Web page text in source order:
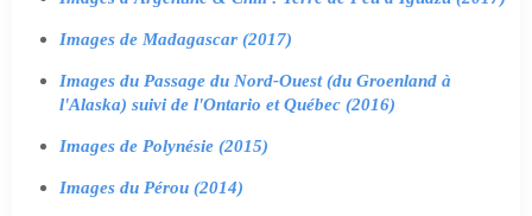
Images de Madagascar (2017)
Images du Passage du Nord-Ouest (du Groenland à
l'Alaska) suivi de l'Ontario et Québec (2016)
Images de Polynésie (2015)
Images du Pérou (2014)